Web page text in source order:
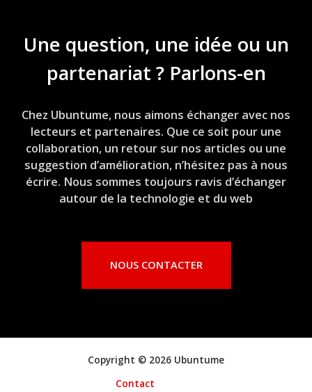
Une question, une idée ou un
partenariat ? Parlons-en
Chez Ubuntume, nous aimons échanger avec nos
lecteurs et partenaires. Que ce soit pour une
collaboration, un retour sur nos articles ou une
suggestion d’amélioration, n’hésitez pas à nous
écrire. Nous sommes toujours ravis d’échanger
autour de la technologie et du web
NOUS CONTACTER
Copyright © 2026 Ubuntume
Contact